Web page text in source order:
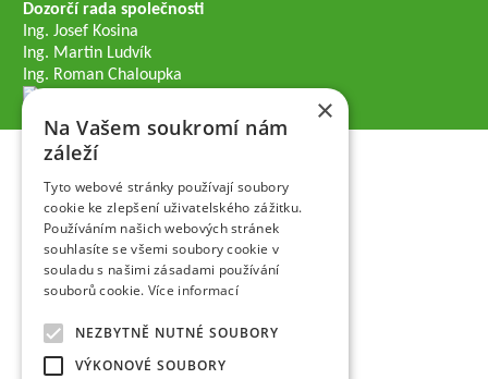
Dozorčí rada společnosti
Ing. Josef Kosina
Ing. Martin Ludvík
Ing. Roman Chaloupka
×
Na Vašem soukromí nám
záleží
Tyto webové stránky používají soubory
cookie ke zlepšení uživatelského zážitku.
Používáním našich webových stránek
souhlasíte se všemi soubory cookie v
souladu s našimi zásadami používání
souborů cookie. Více informací
NEZBYTNĚ NUTNÉ SOUBORY
VÝKONOVÉ SOUBORY